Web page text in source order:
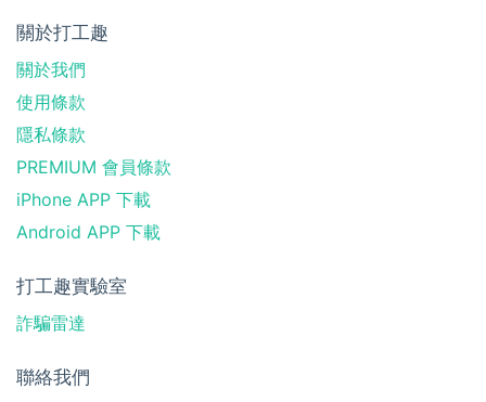
關於打工趣
關於我們
使用條款
隱私條款
PREMIUM 會員條款
iPhone APP 下載
Android APP 下載
打工趣實驗室
詐騙雷達
聯絡我們